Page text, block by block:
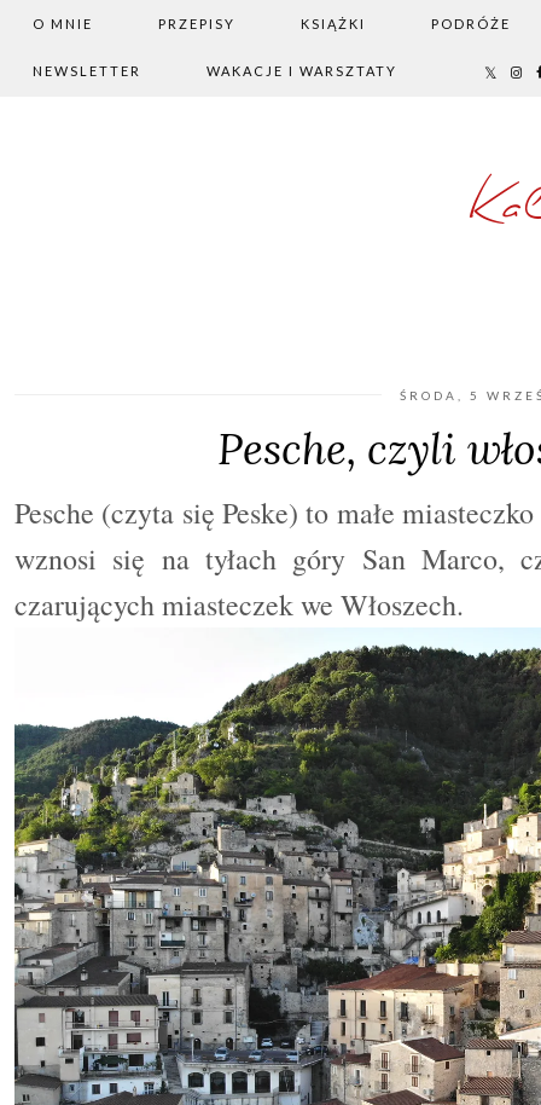
O MNIE PRZEPISY KSIĄŻKI PODRÓŻE
NEWSLETTER WAKACJE I WARSZTATY
ŚRODA, 5
Pesche, czyli
Pesche (czyta się Peske) to małe
wznosi się na tyłach góry San Marco,
czarujących miasteczek we Włoszech.